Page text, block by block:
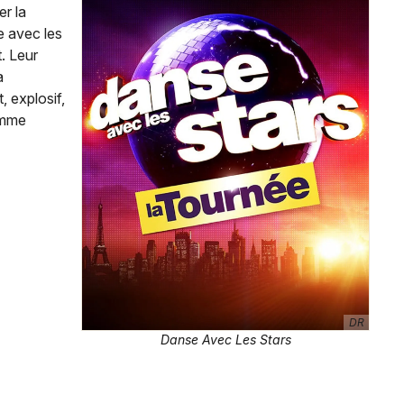
Newsletter des sorties
Artistes en tournée
Actus à Lyon
Magazine à Lyon
DR
Danse Avec Les Stars
la
avec les
Leur
explosif,